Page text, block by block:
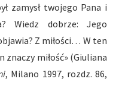
zamysł twojego Pana i
Wiedz dobrze: Jego
Z miłości… W ten
znaczy miłość» (Giuliana
, Milano 1997, rozdz. 86,